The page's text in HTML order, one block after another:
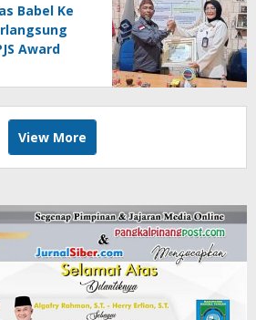
Babel Ke
Award
View More